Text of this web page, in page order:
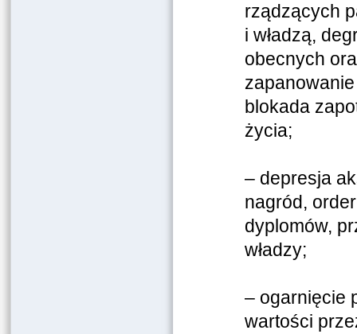
rządzących
i władzą,
obecnych
blokada
życia;
– depresja
nagród,
dyplomów,
władzy;
– ogarnięcie
wartości